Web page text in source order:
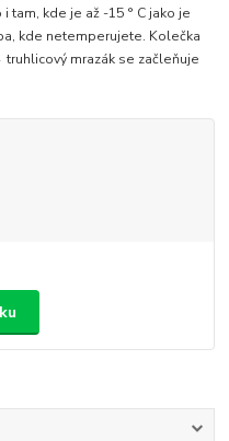
tam, kde je až -15 ° C jako je
kde netemperujete. Kolečka
mrazák se začleňuje